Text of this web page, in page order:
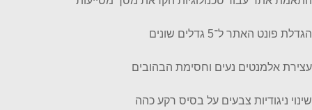
הגדלת פונט האתר ל־5 גדלים שונים
עצירת אלמנטים נעים וחסימת הבהובים
שינוי ניגודיות צבעים על בסיס רקע כהה